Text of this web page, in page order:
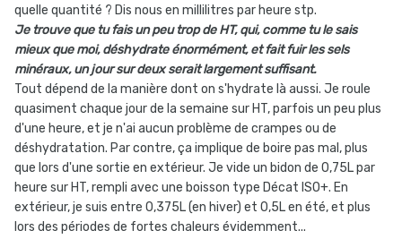
quelle quantité ? Dis nous en millilitres par heure stp.
Je trouve que tu fais un peu trop de HT, qui, comme tu le sais
mieux que moi, déshydrate énormément, et fait fuir les sels
minéraux, un jour sur deux serait largement suffisant.
Tout dépend de la manière dont on s'hydrate là aussi. Je roule
quasiment chaque jour de la semaine sur HT, parfois un peu plus
d'une heure, et je n'ai aucun problème de crampes ou de
déshydratation. Par contre, ça implique de boire pas mal, plus
que lors d'une sortie en extérieur. Je vide un bidon de 0,75L par
heure sur HT, rempli avec une boisson type Décat ISO+. En
extérieur, je suis entre 0,375L (en hiver) et 0,5L en été, et plus
lors des périodes de fortes chaleurs évidemment...